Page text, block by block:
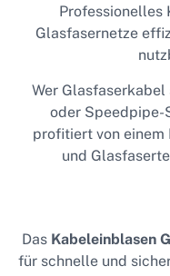
Professionelles
Glasfasernetze
Wer
oder Speedpipe-
profitiert von einem
und
Das Kabeleinblasen
für schnelle und